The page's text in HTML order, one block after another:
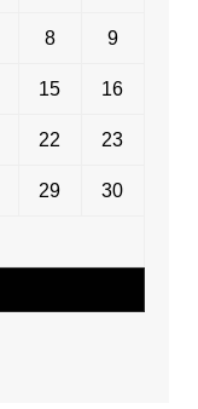
8 9
15 16
22 23
29 30